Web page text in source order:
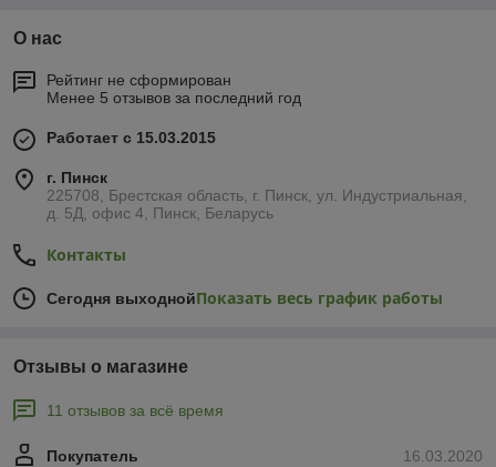
О нас
Рейтинг не сформирован
Менее 5 отзывов за последний год
Работает с 15.03.2015
г. Пинск
225708, Брестская область, г. Пинск, ул. Индустриальная,
д. 5Д, офис 4, Пинск, Беларусь
Контакты
Сегодня выходнойПоказать весь график работы
Отзывы о магазине
11 отзывов за всё время
16.03.2020
Покупатель